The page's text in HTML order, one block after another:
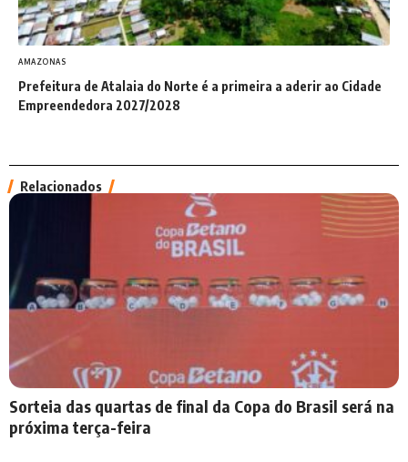
AMAZONAS
Prefeitura de Atalaia do Norte é a primeira a aderir ao Cidade
Empreendedora 2027/2028
Relacionados
Sorteia das quartas de final da Copa do Brasil será na
próxima terça-feira